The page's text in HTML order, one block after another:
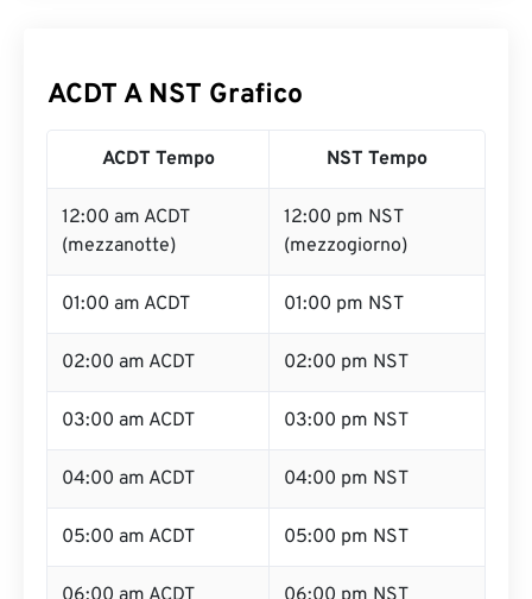
ACDT A NST Grafico
ACDT Tempo NST Tempo
12:00 am ACDT
(mezzanotte)
12:00 pm NST
(mezzogiorno)
01:00 am ACDT 01:00 pm NST
02:00 am ACDT 02:00 pm NST
03:00 am ACDT 03:00 pm NST
04:00 am ACDT 04:00 pm NST
05:00 am ACDT 05:00 pm NST